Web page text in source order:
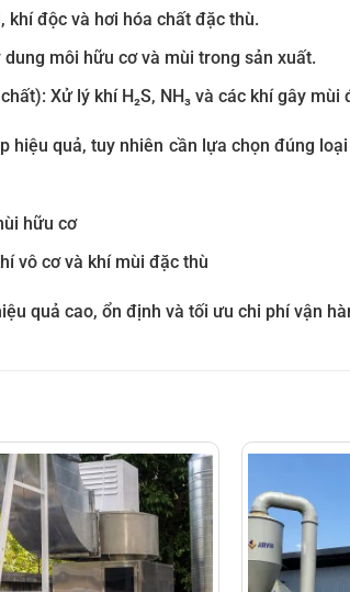
khí độc và hơi hóa chất đặc thù.
môi hữu cơ và mùi trong sản xuất.
Xử lý khí H₂S, NH₃ và các khí gây mùi
hiệu quả, tuy nhiên cần lựa chọn đúng
hữu cơ
vô cơ và khí mùi đặc thù
quả cao, ổn định và tối ưu chi phí vận